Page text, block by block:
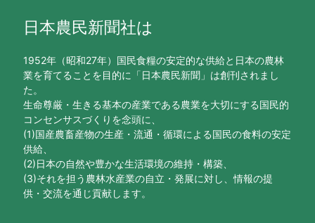
日本農民新聞社は
1952年（昭和27年）国民食糧の安定的な供給と日本の農林
業を育てることを目的に「日本農民新聞」は創刊されまし
た。
生命尊厳・生きる基本の産業である農業を大切にする国民的
コンセンサスづくりを念頭に、
(1)国産農畜産物の生産・流通・循環による国民の食料の安定
供給、
(2)日本の自然や豊かな生活環境の維持・構築、
(3)それを担う農林水産業の自立・発展に対し、情報の提
供・交流を通じ貢献します。